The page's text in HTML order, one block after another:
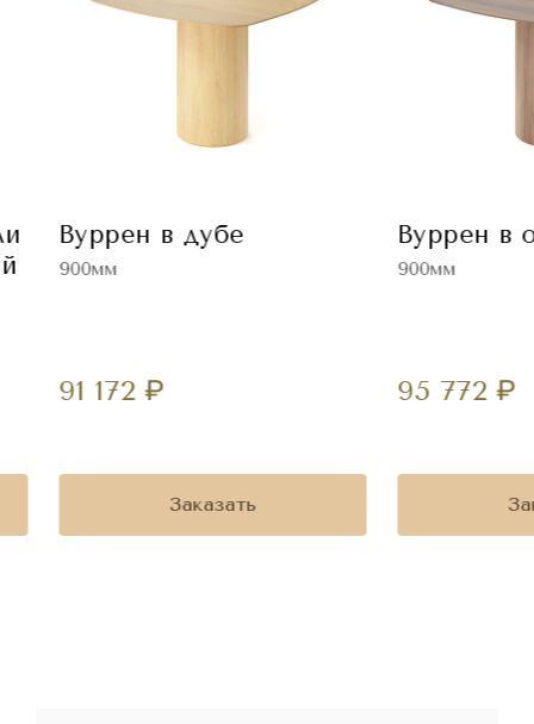
Вуррен в дубе
900мм
91 172 ₽
Заказать
Вуррен в
900мм
95 772 ₽